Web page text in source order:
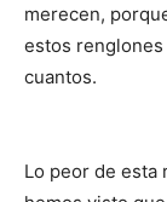
merecen,
estos
cuantos.
Lo peor de esta